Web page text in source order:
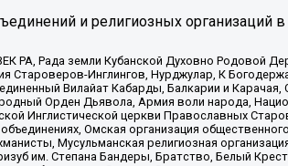
и религиозных
РА, Рада земли Кубанской Духовно Родовой
Староверов-Инглингов, Нурджулар, К
Вилайат Кабарды, Балкарии и
Орден Дьявола, Армия воли народа,
Инглистической церкви Православных
Омская организация
Мусульманская религиозная
им. Степана Бандеры, Братство, Белый